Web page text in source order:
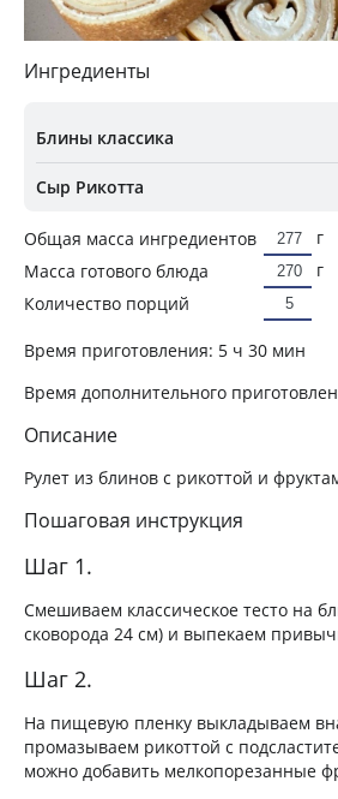
Ингредиенты
Блины классика
Сыр Рикотта
Общая масса ингредиентов
г
Масса готового блюда
г
Количество порций
Время приготовления: 5 ч 30 мин
Время дополнительного
Описание
Рулет из блинов с рикоттой и
Пошаговая инструкция
Шаг 1.
Смешиваем классическое тесто на
сковорода 24 см) и выпекаем
Шаг 2.
На пищевую пленку выкладываем
промазываем рикоттой с
можно добавить мелкопорезанные